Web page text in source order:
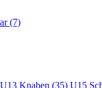
(7)
U13 Knaben (35) U15